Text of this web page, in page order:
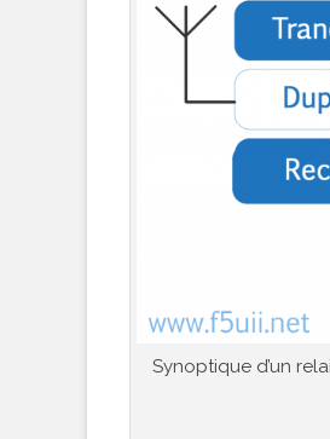
Synoptique d’un